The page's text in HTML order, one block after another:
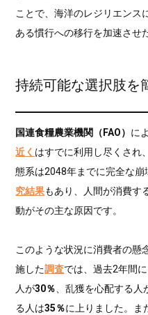
ことで、海洋のレジリエンス
ある慣行への移行を加速させ
持続可能な選択肢を
国連食糧農業機関（FAO） に
近く はすでに利用し尽くされ
態系は2048年までに完全な
究結果もあり、人間が消費す
動がその主な原因です。
このような状況に消費者の懸
施した調査では、過去2年間
人が30％ 、乱獲を心配する人
る人は35％に上りました。ま